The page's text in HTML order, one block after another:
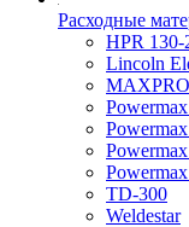
Расходные
HPR 130-
Lincoln
TD-300
Weldestar